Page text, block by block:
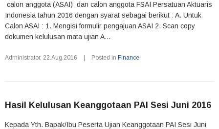
calon anggota (ASAI) dan calon anggota FSAI Persatuan Aktuaris
Indonesia tahun 2016 dengan syarat sebagai berikut : A. Untuk
Calon ASAI : 1. Mengisi formulir pengajuan ASAI 2. Scan copy
dokumen kelulusan mata ujian A...
Administrator, 22.Aug.2016 Posted in Finance
Hasil Kelulusan Keanggotaan PAI Sesi Juni 2016
Kepada Yth. Bapak/Ibu Peserta Ujian Keanggotaan PAI Sesi Juni